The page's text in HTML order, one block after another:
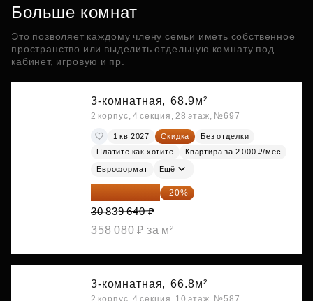
Больше комнат
Это позволяет каждому члену семьи иметь собственное
пространство или выделить отдельную комнату под
кабинет, игровую и пр.
3-комнатная, 68.9м²
2 корпус, 4 секция, 28 этаж, №697
1 кв 2027 Скидка
Без отделки
Платите как хотите
Квартира за 2 000 ₽/мес
Евроформат Ещё
24 671 712 ₽ -20%
30 839 640 ₽
358 080 ₽ за м²
3-комнатная, 66.8м²
2 корпус, 4 секция, 10 этаж, №587